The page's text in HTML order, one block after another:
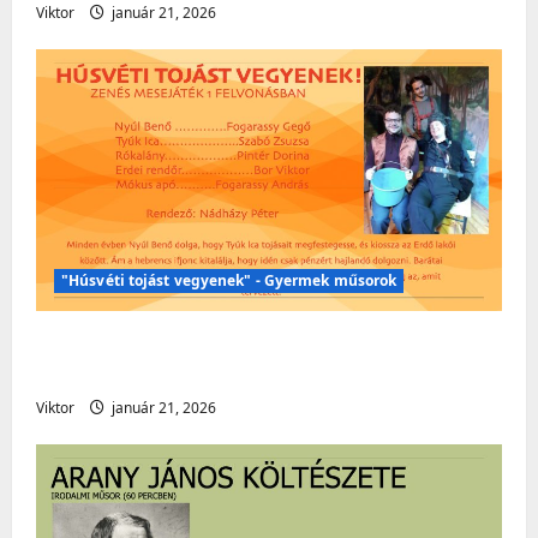
Viktor január 21, 2026
"Húsvéti tojást vegyenek" - Gyermek műsorok
Viktor január 21, 2026